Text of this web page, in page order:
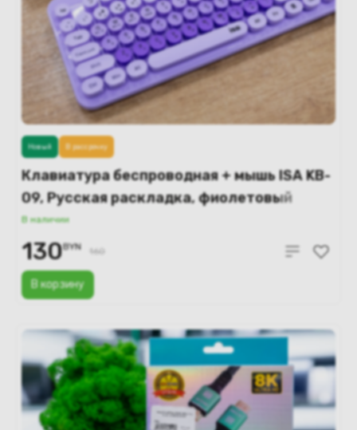
Клавиатура беспроводная + мышь ISA KB-
09, Русская раскладка, фиолетовый
В наличии
В корзину
Новый В рассрочку
130BYN 160